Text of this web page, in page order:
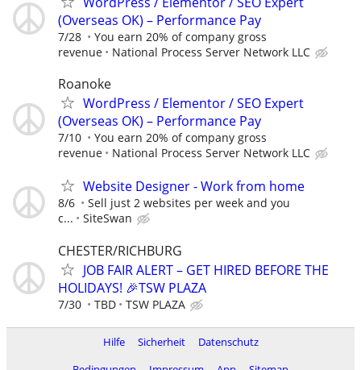
(Overseas OK) – Performance Pay
7/28
You earn 20% of company gross
revenue
National Process Server Network LLC
Roanoke
WordPress / Elementor / SEO Expert
(Overseas OK) – Performance Pay
7/10
You earn 20% of company gross
revenue
National Process Server Network LLC
Website Designer - Work from home
8/6
Sell just 2 websites per week and you
c...
SiteSwan
CHESTER/RICHBURG
JOB FAIR ALERT – GET HIRED BEFORE THE
HOLIDAYS! 🎉TSW PLAZA
7/30 TBD TSW PLAZA
Hilfe Sicherheit
Datenschutz